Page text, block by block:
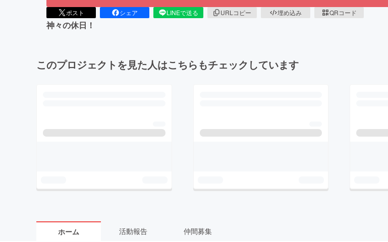
ポスト シェア LINEで送る URLコピー 埋め込み QRコード
神々の休日！
このプロジェクトを見た人はこちらもチェックしています
ホーム 活動報告 仲間募集